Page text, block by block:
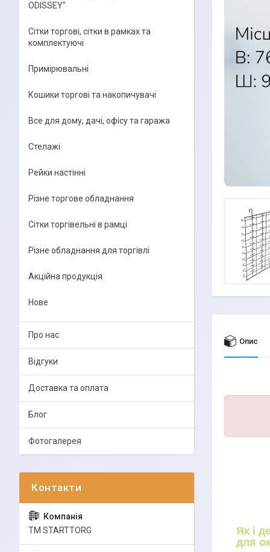
Опис
Як і
для
ODISSEY"
Сітки торгові, сітки в рамках та
комплектуючі
Примірювальні
Кошики торгові та накопичувачі
Все для дому, дачі, офісу та гаража
Стелажі
Рейки настінні
Різне торгове обладнання
Сітки торгівельні в рамці
Різне обладнання для торгівлі
Акційна продукція
Нове
Про нас
Відгуки
Доставка та оплата
Блог
Фотогалерея
ТМ STARTTORG